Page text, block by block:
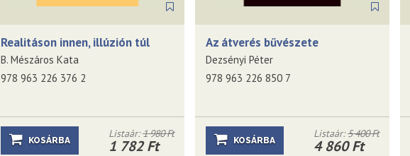
Realitáson innen, illúzión túl
B. Mészáros Kata
978 963 226 376 2
Listaár:1 980 Ft
1 782 Ft
KOSÁRBA
Az átverés bűvészete
Dezsényi Péter
978 963 226 850 7
Listaár:5 400 Ft
4 860 Ft
KOSÁRBA